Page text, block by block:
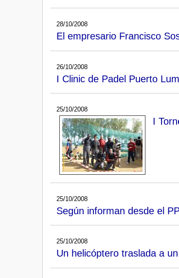
28/10/2008
El empresario Francisco
26/10/2008
I Clinic de Padel Puerto
25/10/2008
I
25/10/2008
Según informan desde el
25/10/2008
Un helicóptero traslada a